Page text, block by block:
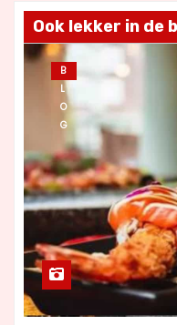
Ook lekker in de
B
L
O
G